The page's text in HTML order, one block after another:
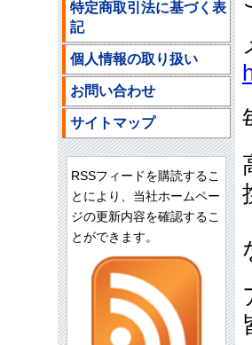
特定商取引法に基づく表
記
個人情報の取り扱い
お問い合わせ
サイトマップ
RSSフィードを購読するこ
とにより、当社ホームペー
ジの更新内容を確認するこ
とができます。